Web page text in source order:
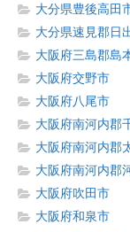
大分県豊後高田
大分県速見郡日
大阪府三島郡島
大阪府交野市
大阪府八尾市
大阪府南河内郡
大阪府南河内郡
大阪府南河内郡
大阪府吹田市
大阪府和泉市